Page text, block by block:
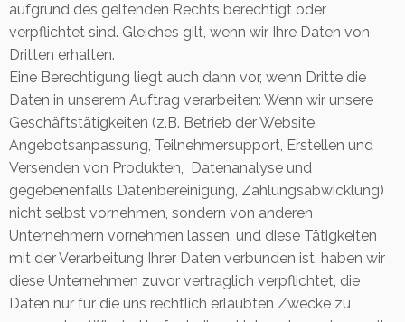
aufgrund des geltenden Rechts berechtigt oder
verpflichtet sind. Gleiches gilt, wenn wir Ihre Daten von
Dritten erhalten.
Eine Berechtigung liegt auch dann vor, wenn Dritte die
Daten in unserem Auftrag verarbeiten: Wenn wir unsere
Geschäftstätigkeiten (z.B. Betrieb der Website,
Angebotsanpassung, Teilnehmersupport, Erstellen und
Versenden von Produkten, Datenanalyse und
gegebenenfalls Datenbereinigung, Zahlungsabwicklung)
nicht selbst vornehmen, sondern von anderen
Unternehmern vornehmen lassen, und diese Tätigkeiten
mit der Verarbeitung Ihrer Daten verbunden ist, haben wir
diese Unternehmen zuvor vertraglich verpflichtet, die
Daten nur für die uns rechtlich erlaubten Zwecke zu